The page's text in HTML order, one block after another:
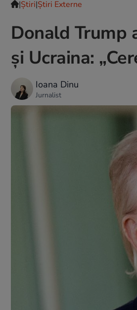
|Ştiri|Știri Externe
Donald Trump
și Ucraina:
Ioana Dinu
Jurnalist